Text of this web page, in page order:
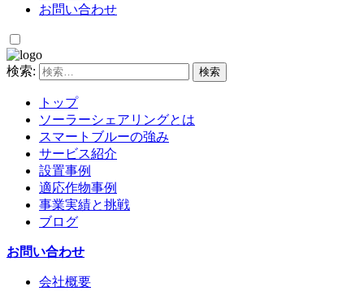
お問い合わせ
検索:
トップ
ソーラーシェアリングとは
スマートブルーの強み
サービス紹介
設置事例
適応作物事例
事業実績と挑戦
ブログ
お問い合わせ
会社概要